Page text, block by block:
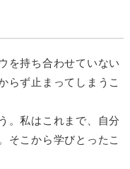
を持ち合わせていない
らず止まってしまうこ
。私はこれまで、自分
そこから学びとったこ